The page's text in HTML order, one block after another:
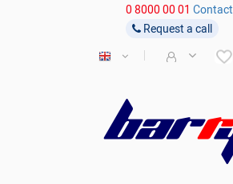
0 8000 00 01 Contact
Request a call